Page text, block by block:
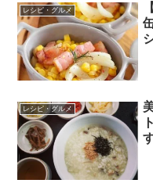
レシピ・グルメ
レシピ・グルメ